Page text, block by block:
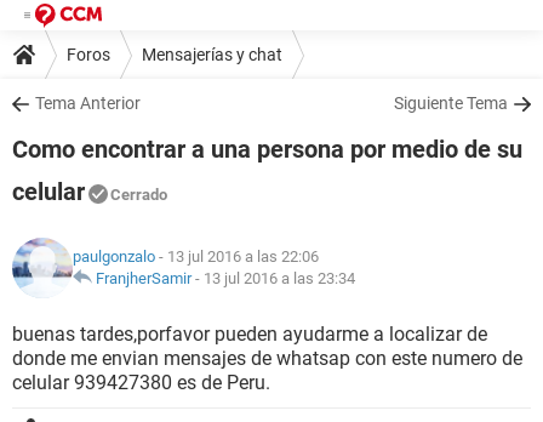
Foros Mensajerías y chat
Tema Anterior Siguiente Tema
Como encontrar a una persona por medio de su
celular
Cerrado
paulgonzalo - 13 jul 2016 a las 22:06
FranjherSamir- 13 jul 2016 a las 23:34
buenas tardes,porfavor pueden ayudarme a localizar de
donde me envian mensajes de whatsap con este numero de
celular 939427380 es de Peru.